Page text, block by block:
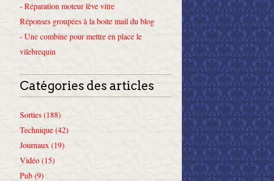
- Réparation moteur lève vitre
Réponses groupées à la boite mail du blog
- Une combine pour mettre en place le
vilebrequin
Catégories des articles
Sorties (188)
Technique (42)
Journaux (19)
Vidéo (15)
Pub (9)